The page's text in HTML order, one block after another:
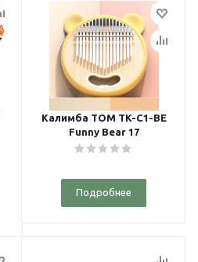
Калимба TOM TK-C1-BE
Funny Bear 17
Подробнее